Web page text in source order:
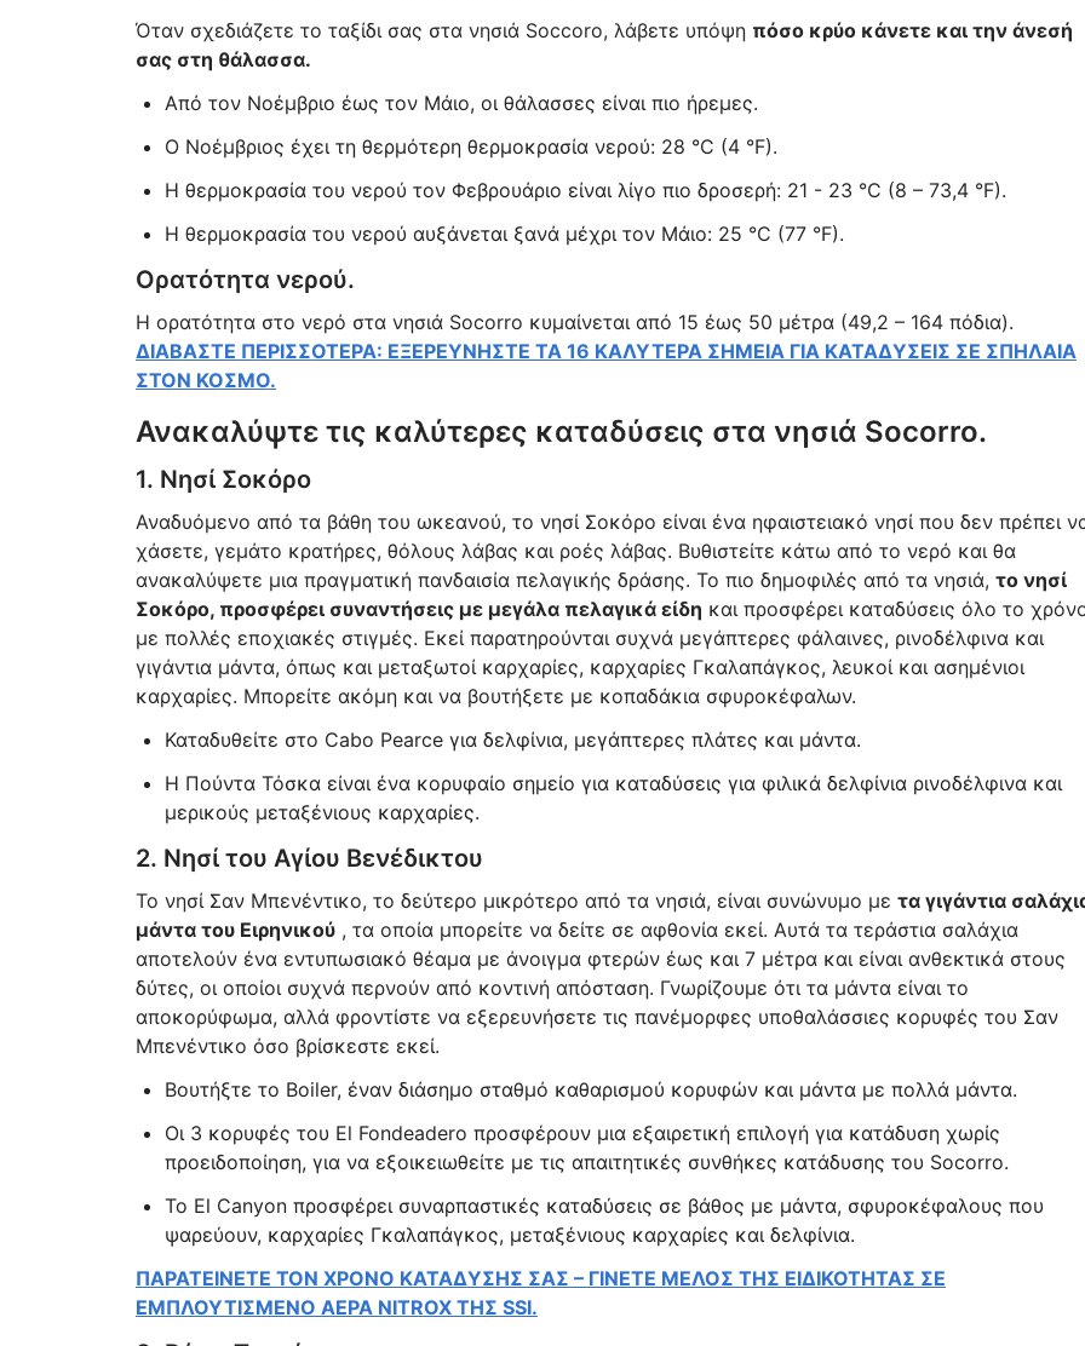
Όταν σχεδιάζετε το ταξίδι σας στα νησιά Soccoro, λάβετε υπόψη πόσο κρύο κάνετε και την άνεσή
σας στη θάλασσα.
Από τον Νοέμβριο έως τον Μάιο, οι θάλασσες είναι πιο ήρεμες.
Ο Νοέμβριος έχει τη θερμότερη θερμοκρασία νερού: 28 °C (4 °F).
Η θερμοκρασία του νερού τον Φεβρουάριο είναι λίγο πιο δροσερή: 21 - 23 °C (8 – 73,4 °F).
Η θερμοκρασία του νερού αυξάνεται ξανά μέχρι τον Μάιο: 25 °C (77 °F).
Ορατότητα νερού.
Η ορατότητα στο νερό στα νησιά Socorro κυμαίνεται από 15 έως 50 μέτρα (49,2 – 164 πόδια).
ΔΙΑΒΑΣΤΕ ΠΕΡΙΣΣΟΤΕΡΑ: ΕΞΕΡΕΥΝΗΣΤΕ ΤΑ 16 ΚΑΛΥΤΕΡΑ ΣΗΜΕΙΑ ΓΙΑ ΚΑΤΑΔΥΣΕΙΣ ΣΕ ΣΠΗΛΑΙΑ
ΣΤΟΝ ΚΟΣΜΟ.
Ανακαλύψτε τις καλύτερες καταδύσεις στα νησιά Socorro.
1. Νησί Σοκόρο
Αναδυόμενο από τα βάθη του ωκεανού, το νησί Σοκόρο είναι ένα ηφαιστειακό νησί που δεν πρέπει
χάσετε, γεμάτο κρατήρες, θόλους λάβας και ροές λάβας. Βυθιστείτε κάτω από το νερό και θα
ανακαλύψετε μια πραγματική πανδαισία πελαγικής δράσης. Το πιο δημοφιλές από τα νησιά, το νησί
Σοκόρο, προσφέρει συναντήσεις με μεγάλα πελαγικά είδη και προσφέρει καταδύσεις όλο το
με πολλές εποχιακές στιγμές. Εκεί παρατηρούνται συχνά μεγάπτερες φάλαινες, ρινοδέλφινα και
γιγάντια μάντα, όπως και μεταξωτοί καρχαρίες, καρχαρίες Γκαλαπάγκος, λευκοί και ασημένιοι
καρχαρίες. Μπορείτε ακόμη και να βουτήξετε με κοπαδάκια σφυροκέφαλων.
Καταδυθείτε στο Cabo Pearce για δελφίνια, μεγάπτερες πλάτες και μάντα.
Η Πούντα Τόσκα είναι ένα κορυφαίο σημείο για καταδύσεις για φιλικά δελφίνια ρινοδέλφινα και
μερικούς μεταξένιους καρχαρίες.
2. Νησί του Αγίου Βενέδικτου
Το νησί Σαν Μπενέντικο, το δεύτερο μικρότερο από τα νησιά, είναι συνώνυμο με τα γιγάντια
μάντα του Ειρηνικού, τα οποία μπορείτε να δείτε σε αφθονία εκεί. Αυτά τα τεράστια σαλάχια
αποτελούν ένα εντυπωσιακό θέαμα με άνοιγμα φτερών έως και 7 μέτρα και είναι ανθεκτικά στους
δύτες, οι οποίοι συχνά περνούν από κοντινή απόσταση. Γνωρίζουμε ότι τα μάντα είναι το
αποκορύφωμα, αλλά φροντίστε να εξερευνήσετε τις πανέμορφες υποθαλάσσιες κορυφές του Σαν
Μπενέντικο όσο βρίσκεστε εκεί.
Βουτήξτε το Boiler, έναν διάσημο σταθμό καθαρισμού κορυφών και μάντα με πολλά μάντα.
Οι 3 κορυφές του El Fondeadero προσφέρουν μια εξαιρετική επιλογή για κατάδυση χωρίς
προειδοποίηση, για να εξοικειωθείτε με τις απαιτητικές συνθήκες κατάδυσης του Socorro.
Το El Canyon προσφέρει συναρπαστικές καταδύσεις σε βάθος με μάντα, σφυροκέφαλους που
ψαρεύουν, καρχαρίες Γκαλαπάγκος, μεταξένιους καρχαρίες και δελφίνια.
ΠΑΡΑΤΕΙΝΕΤΕ ΤΟΝ ΧΡΟΝΟ ΚΑΤΑΔΥΣΗΣ ΣΑΣ – ΓΙΝΕΤΕ ΜΕΛΟΣ ΤΗΣ ΕΙΔΙΚΟΤΗΤΑΣ ΣΕ
ΕΜΠΛΟΥΤΙΣΜΕΝΟ ΑΕΡΑ NITROX ΤΗΣ SSI.